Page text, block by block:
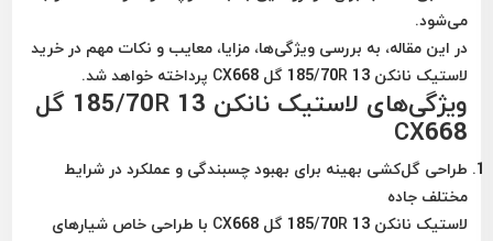
می‌شود.
در این مقاله، به بررسی ویژگی‌ها، مزایا، معایب و نکات مهم در خرید
لاستیک نانکن 185/70R 13 گل CX668 پرداخته خواهد شد.
ویژگی‌های لاستیک نانکن 185/70R 13 گل
CX668
طراحی گل‌کشی بهینه برای بهبود چسبندگی و عملکرد در شرایط
مختلف جاده
لاستیک نانکن 185/70R 13 گل CX668 با طراحی خاص شیارهای